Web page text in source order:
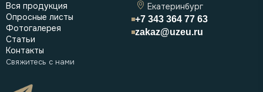
Екатеринбург
+7 343 364 77 63
zakaz@uzeu.ru
Вся продукция
Опросные листы
Фотогалерея
Статьи
Контакты